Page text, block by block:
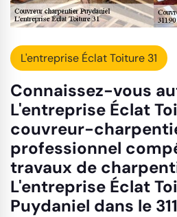
L'entreprise Éclat Toiture 31
Connaissez-vous
L'entreprise Éclat
couvreur-
professionnel
travaux de
L'entreprise Éclat
Puydaniel dans le